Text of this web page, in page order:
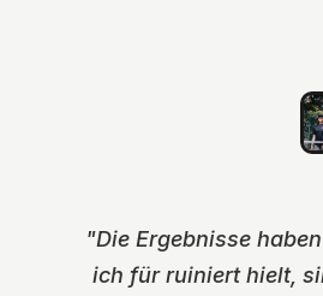
"Die Ergebnisse
ich für ruiniert hielt,